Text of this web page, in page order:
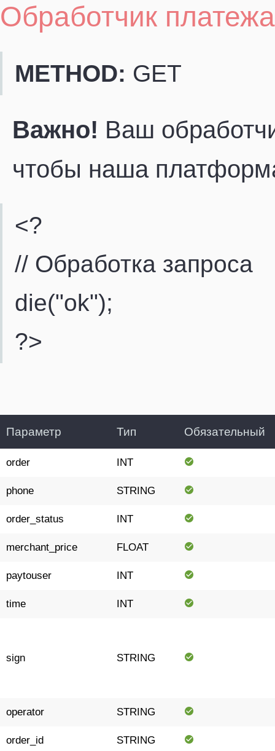
Обработчик платежа
METHOD: GET
Важно! Ваш
чтобы наша
<?
// Обработка запроса
die("ok");
?>
Параметр Тип Обязательный
order INT
phone STRING
order_status INT
merchant_price FLOAT
paytouser INT
time INT
sign STRING
operator STRING
order_id STRING